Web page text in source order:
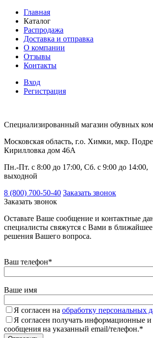
Главная
Каталог
Распродажа
Доставка и отправка
О компании
Отзывы
Контакты
Вход
Регистрация
Специализированный магазин обувных
Московская область, г.о. Химки, мкр.
Кирилловка дом 46А
Пн.-Пт. с 8:00 до 17:00, Сб. с 9:00 до
выходной
8 (800) 700-50-40 Заказать звонок
Заказать звонок
Оставьте Ваше сообщение и контактные
специалисты свяжутся с Вами в ближайшее
решения Вашего вопроса.
Ваш телефон*
Ваше имя
Я согласен на обработку персональных
Я согласен получать информационные
сообщения на указанный email/телефон.*